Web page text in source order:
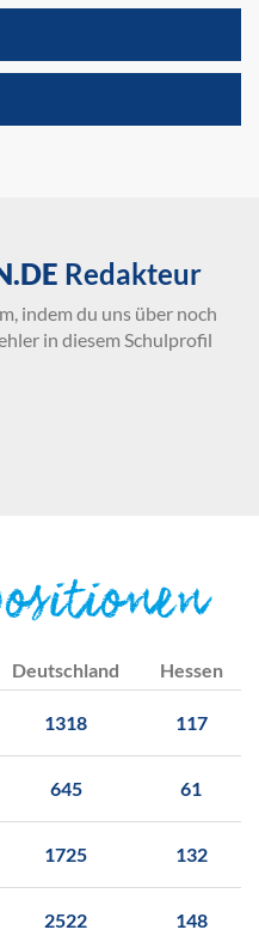
Redakteur
indem du uns über noch
in diesem Schulprofil
Deutschland
Hessen
1318 117
645 61
1725 132
2522 148